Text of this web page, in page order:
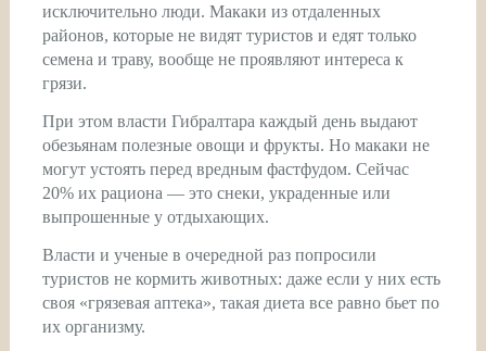
исключительно люди. Макаки из отдаленных
районов, которые не видят туристов и едят только
семена и траву, вообще не проявляют интереса к
грязи.
При этом власти Гибралтара каждый день выдают
обезьянам полезные овощи и фрукты. Но макаки не
могут устоять перед вредным фастфудом. Сейчас
20% их рациона — это снеки, украденные или
выпрошенные у отдыхающих.
Власти и ученые в очередной раз попросили
туристов не кормить животных: даже если у них есть
своя «грязевая аптека», такая диета все равно бьет по
их организму.